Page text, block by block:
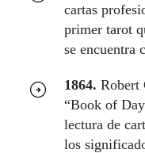
cartas
primer tarot
se encuentra
1864. Robert
“Book of
lectura de
los